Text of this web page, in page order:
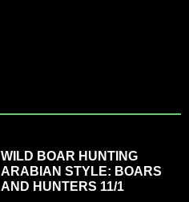
WILD BOAR HUNTING
ARABIAN STYLE: BOARS
AND HUNTERS 11/1